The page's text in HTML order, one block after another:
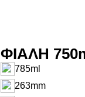
ΦΙΑΛΗ
785ml
263mm